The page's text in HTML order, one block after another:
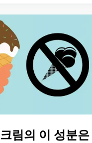
림의 이 성분